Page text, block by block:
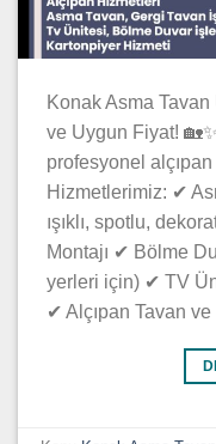
Konak Asma
ve Uygun Fiyat!
profesyonel
Hizmetlerimiz: ✔
ışıklı, spotlu,
Montajı ✔ Bölme
yerleri için) ✔ TV
✔ Alçıpan Tavan